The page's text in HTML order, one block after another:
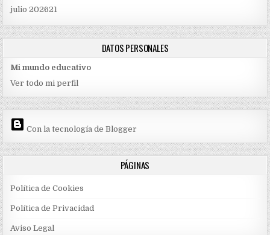
julio 202621
DATOS PERSONALES
Mi mundo educativo
Ver todo mi perfil
Con la tecnología de Blogger
PÁGINAS
Política de Cookies
Política de Privacidad
Aviso Legal